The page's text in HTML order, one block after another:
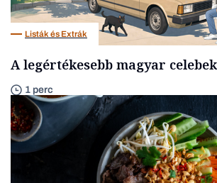
Listák és Extrák
A legértékesebb magyar
1 perc